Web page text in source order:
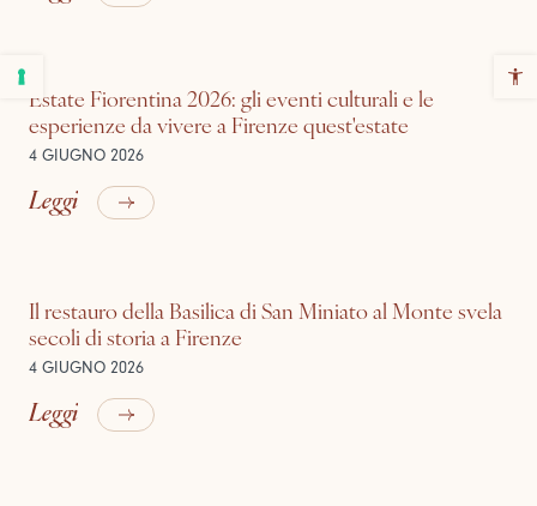
Estate Fiorentina 2026: gli eventi culturali e le
esperienze da vivere a Firenze quest'estate
4 GIUGNO 2026
Leggi
Il restauro della Basilica di San Miniato al Monte svela
secoli di storia a Firenze
4 GIUGNO 2026
Leggi